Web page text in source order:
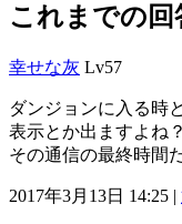
これまでの回
幸せな灰 Lv57
ダンジョンに入る時
表示とか出ますよね？
その通信の最終時間
2017年3月13日 14:25 |